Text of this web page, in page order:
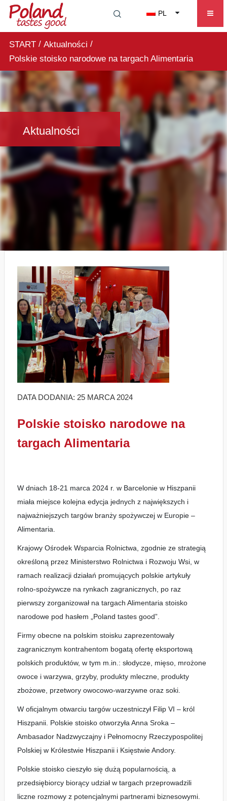
PL
START/ Aktualności /
Polskie stoisko narodowe na targach Alimentaria
Aktualności
DATA DODANIA: 25 MARCA 2024
Polskie stoisko narodowe na
targach Alimentaria
W dniach 18-21 marca 2024 r. w Barcelonie w Hiszpanii
miała miejsce kolejna edycja jednych z największych i
najważniejszych targów branży spożywczej w Europie –
Alimentaria.
Krajowy Ośrodek Wsparcia Rolnictwa, zgodnie ze strategią
określoną przez Ministerstwo Rolnictwa i Rozwoju Wsi, w
ramach realizacji działań promujących polskie artykuły
rolno-spożywcze na rynkach zagranicznych, po raz
pierwszy zorganizował na targach Alimentaria stoisko
narodowe pod hasłem „Poland tastes good”.
Firmy obecne na polskim stoisku zaprezentowały
zagranicznym kontrahentom bogatą ofertę eksportową
polskich produktów, w tym m.in.: słodycze, mięso, mrożone
owoce i warzywa, grzyby, produkty mleczne, produkty
zbożowe, przetwory owocowo-warzywne oraz soki.
W oficjalnym otwarciu targów uczestniczył Filip VI – król
Hiszpanii. Polskie stoisko otworzyła Anna Sroka –
Ambasador Nadzwyczajny i Pełnomocny Rzeczypospolitej
Polskiej w Królestwie Hiszpanii i Księstwie Andory.
Polskie stoisko cieszyło się dużą popularnością, a
przedsiębiorcy biorący udział w targach przeprowadzili
liczne rozmowy z potencjalnymi partnerami biznesowymi.